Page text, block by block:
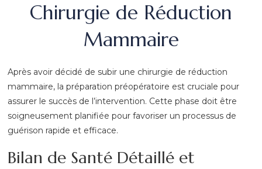
Chirurgie de Réduction
Mammaire
Après avoir décidé de subir une chirurgie de réduction
mammaire, la préparation préopératoire est cruciale pour
assurer le succès de l’intervention. Cette phase doit être
soigneusement planifiée pour favoriser un processus de
guérison rapide et efficace.
Bilan de Santé Détaillé et